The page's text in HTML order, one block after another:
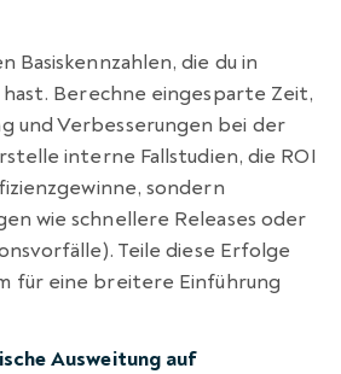
Basiskennzahlen, die du in
Berechne eingesparte Zeit,
und Verbesserungen bei der
interne Fallstudien, die ROI
sondern
wie schnellere Releases oder
Teile diese Erfolge
für eine breitere Einführung
Ausweitung auf